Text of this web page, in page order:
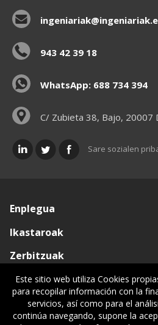
943 42 39 18
WhatsApp: 688 734 394
C/ Zubieta 38, Bajo, 20007
Sare sozialen
Enplegua
Ikastaroak
Zerbitzuak
Elkargoa
Oniritziak
Este sitio web utiliza Cookies
para recopilar información con la
servicios, así como para el
continúa navegando, supone la